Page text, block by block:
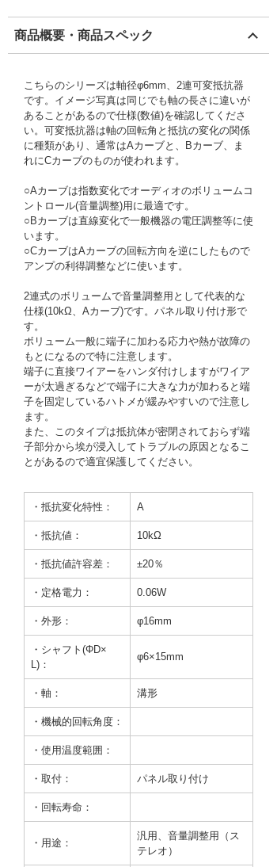
商品概要・商品スペック
こちらのシリーズは軸径φ6mm、2連可変抵抗器
です。イメージ写真は同じでも軸の長さに違いが
あることがあるので仕様(数値)を確認してくださ
い。可変抵抗器は軸の回転角と抵抗の変化の関係
に種類があり、通常はAカーブと、Bカーブ、ま
れにCカーブのものが使われます。
○Aカーブは指数変化でオーディオのボリュームコ
ントロール(音量調整)用に最適です。
○Bカーブは直線変化で一般機器の電圧調整等に使
います。
○CカーブはAカーブの回転方向を逆にしたもので
アンプの利得調整などに使います。
2連式のボリュームで音量調整用として代表的な
仕様(10kΩ、Aカーブ)です。パネル取り付け形で
す。
ボリューム一般に端子に加わる応力や熱が故障の
もとになるので特に注意します。
端子に直接ワイアーをハンダ付けしますがワイア
ーが太過ぎるなどで端子に大きな力が加わると端
子を固定しているハトメが緩みやすいので注意し
ます。
また、このタイプは抵抗体が密閉されておらず端
子部分から埃が浸入してトラブルの原因となるこ
とがあるので適宜保護してください。
・抵抗変化特性： A
・抵抗値： 10kΩ
・抵抗値許容差： ±20％
・定格電力： 0.06W
・外形： φ16mm
・シャフト(ΦD×
L)：
φ6×15mm
・軸： 溝形
・機械的回転角度：
・使用温度範囲：
・取付： パネル取り付け
・回転寿命：
・用途：
汎用、音量調整用（ス
テレオ）